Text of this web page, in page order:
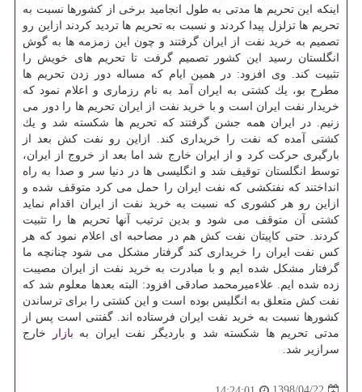
اینكه این تحریم ها مدتی به طول انجامید برخی از كشورها نسبت به
تحریم ها تزلزل پیدا كردند و نسبت به تحریم ها تردید كردند ازاین رو
تصمیم به خرید نفت از ایران گرفتند و چون این زمزمه ها به گوش
انگلستان رسید این كشور تصمیم گرفت تا تحریم های خویش را
تثبیت كند. وی افزود: در همین ایام كه مساله دور زدن تحریم ها
مطرح بو، یك كشتی به ایران آمد به نام رزماری و اعلام نمود كه
خریدار نفت ایران است و با خرید نفت از ایران تحریم ها را دور می
زنیم. در ایران همه جشن گرفتند كه تحریم ها شكسته شد و یك
كشتی آمده كه نفت را خریداری كند. ازاین رو نفت كش بعد از
بارگیری حركت كرد و از ایران خارج شد اما بعد از خروج از ایران،
توسط انگلستان توقیف شد و انگلیسی ها در دنیا سر و صدا به راه
انداختند كه نفتكشی كه نفت ایران را حمل می كرد متوقف شده و
ازاین رو هر كشوری كه نسبت به خرید نفت از ایران اقدام نماید
كشتی آن متوقف می شود و بدین ترتیب آنها تحریم ها را تثبیت
كردند. حتی كاپیتان نفت كش هم در مصاحبه ای اعلام نمود كه هر
كس نفت ایران را خریداری كند گرفتار مشكل می شود چنانچه ما
گرفتار مشكل شده ایم و با مبادرت به خرید نفت از ایران مصیبت
زده شده ایم. علاءمیرمحمد صادقی افزود: البته بعدها معلوم شد كه
نفت كش متعلق به انگلیس بوده است و این كشتی را برای ترساندن
كشورها نسبت به خرید نفت ایران فرستاده اند. گفتنی است پس از
مدتی تحریم ها شكسته شد و باردیگر نفت ایران به بازار
خارج
سرازیر شد.